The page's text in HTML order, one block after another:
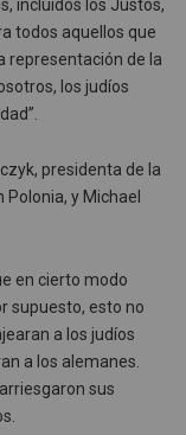
incluidos los Justos,
todos aquellos que
representación de la
los judíos
presidenta de la
y Michael
en cierto modo
supuesto, esto no
a los judíos
a los alemanes.
sus